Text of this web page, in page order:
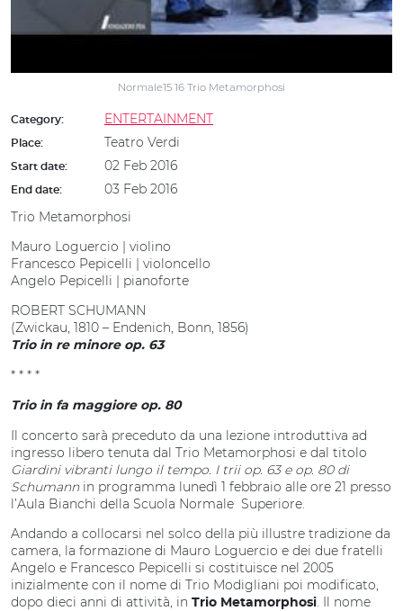
Normale15 16 Trio Metamorphosi
Category: ENTERTAINMENT
Place: Teatro Verdi
Start date: 02 Feb 2016
End date:
03 Feb 2016
Trio Metamorphosi
Mauro Loguercio | violino
Francesco Pepicelli | violoncello
Angelo Pepicelli | pianoforte
ROBERT SCHUMANN
(Zwickau, 1810 – Endenich, Bonn, 1856)
Trio in re minore op. 63
* * * *
Trio in fa maggiore op. 80
Il concerto sarà preceduto da una lezione introduttiva ad
ingresso libero tenuta dal Trio Metamorphosi e dal titolo
Giardini vibranti lungo il tempo. I trii op. 63 e op. 80 di
Schumann in programma lunedì 1 febbraio alle ore 21 presso
l’Aula Bianchi della Scuola Normale Superiore.
Andando a collocarsi nel solco della più illustre tradizione da
camera, la formazione di Mauro Loguercio e dei due fratelli
Angelo e Francesco Pepicelli si costituisce nel 2005
inizialmente con il nome di Trio Modigliani poi modificato,
dopo dieci anni di attività, in Trio Metamorphosi. Il nome